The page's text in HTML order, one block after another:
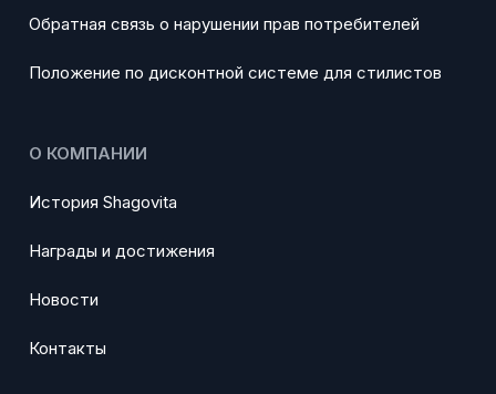
Обратная связь о нарушении прав потребителей
Положение по дисконтной системе для стилистов
О КОМПАНИИ
История Shagovita
Награды и достижения
Новости
Контакты